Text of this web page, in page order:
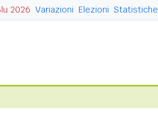
2026 Variazioni Elezioni Statistiche